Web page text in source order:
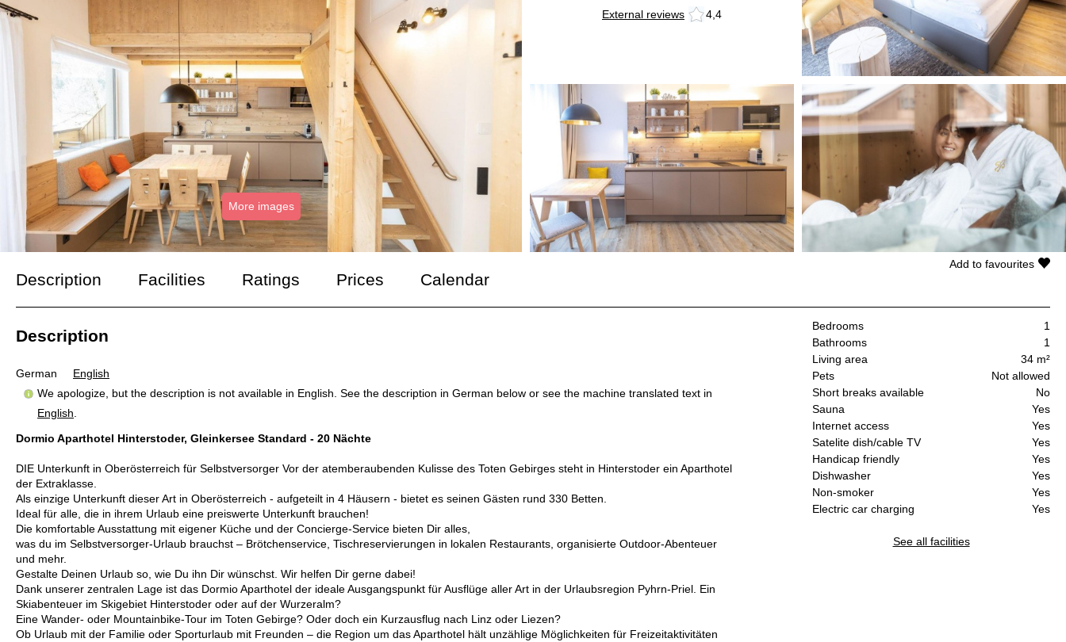
More images
External reviews 4,4
Description Facilities Ratings Prices Calendar
Bedrooms
1
Bathrooms
1
Living area
34 m²
Pets
Not allowed
Short breaks available
No
Sauna
Yes
Internet access
Yes
Satelite dish/cable TV
Yes
Handicap friendly
Yes
Dishwasher
Yes
Non-smoker
Yes
Electric car charging
Yes
See all facilities
Add to favourites
Description
German
English
We apologize, but the description is not available in English. See the description in German below or see the machine translated text in
English.
Dormio Aparthotel Hinterstoder, Gleinkersee Standard - 20 Nächte
DIE Unterkunft in Oberösterreich für Selbstversorger Vor der atemberaubenden Kulisse des Toten Gebirges steht in Hinterstoder ein Aparthotel
der Extraklasse.
Als einzige Unterkunft dieser Art in Oberösterreich - aufgeteilt in 4 Häusern - bietet es seinen Gästen rund 330 Betten.
Ideal für alle, die in ihrem Urlaub eine preiswerte Unterkunft brauchen!
Die komfortable Ausstattung mit eigener Küche und der Concierge-Service bieten Dir alles,
was du im Selbstversorger-Urlaub brauchst – Brötchenservice, Tischreservierungen in lokalen Restaurants, organisierte Outdoor-Abenteuer
und mehr.
Gestalte Deinen Urlaub so, wie Du ihn Dir wünschst. Wir helfen Dir gerne dabei!
Dank unserer zentralen Lage ist das Dormio Aparthotel der ideale Ausgangspunkt für Ausflüge aller Art in der Urlaubsregion Pyhrn-Priel. Ein
Skiabenteuer im Skigebiet Hinterstoder oder auf der Wurzeralm?
Eine Wander- oder Mountainbike-Tour im Toten Gebirge? Oder doch ein Kurzausflug nach Linz oder Liezen?
Ob Urlaub mit der Familie oder Sporturlaub mit Freunden – die Region um das Aparthotel hält unzählige Möglichkeiten für Freizeitaktivitäten